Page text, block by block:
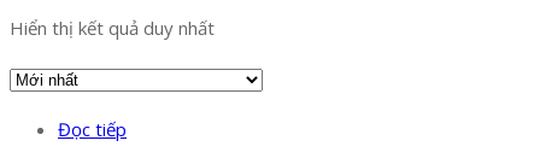
Hiển thị kết quả duy nhất
Đọc tiếp